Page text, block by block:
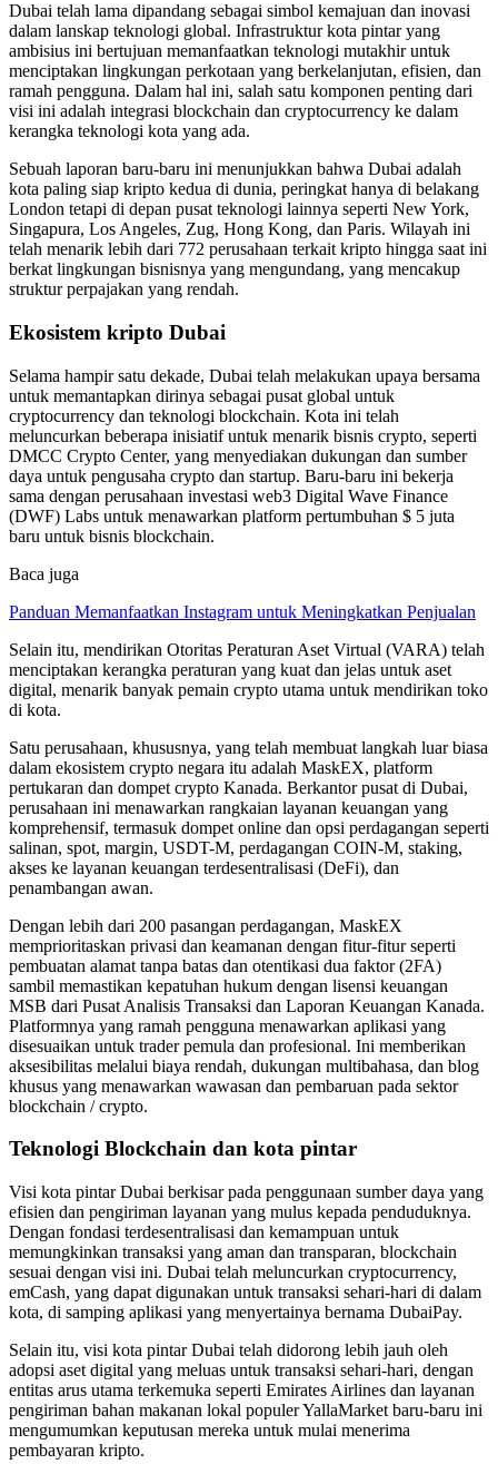
Dubai telah lama dipandang sebagai simbol kemajuan dan inovasi
dalam lanskap teknologi global. Infrastruktur kota pintar yang
ambisius ini bertujuan memanfaatkan teknologi mutakhir untuk
menciptakan lingkungan perkotaan yang berkelanjutan, efisien, dan
ramah pengguna. Dalam hal ini, salah satu komponen penting dari
visi ini adalah integrasi blockchain dan cryptocurrency ke dalam
kerangka teknologi kota yang ada.
Sebuah laporan baru-baru ini menunjukkan bahwa Dubai adalah
kota paling siap kripto kedua di dunia, peringkat hanya di belakang
London tetapi di depan pusat teknologi lainnya seperti New York,
Singapura, Los Angeles, Zug, Hong Kong, dan Paris. Wilayah ini
telah menarik lebih dari 772 perusahaan terkait kripto hingga saat ini
berkat lingkungan bisnisnya yang mengundang, yang mencakup
struktur perpajakan yang rendah.
Ekosistem kripto Dubai
Selama hampir satu dekade, Dubai telah melakukan upaya bersama
untuk memantapkan dirinya sebagai pusat global untuk
cryptocurrency dan teknologi blockchain. Kota ini telah
meluncurkan beberapa inisiatif untuk menarik bisnis crypto, seperti
DMCC Crypto Center, yang menyediakan dukungan dan sumber
daya untuk pengusaha crypto dan startup. Baru-baru ini bekerja
sama dengan perusahaan investasi web3 Digital Wave Finance
(DWF) Labs untuk menawarkan platform pertumbuhan $ 5 juta
baru untuk bisnis blockchain.
Baca juga
Panduan Memanfaatkan Instagram untuk Meningkatkan Penjualan
Selain itu, mendirikan Otoritas Peraturan Aset Virtual (VARA) telah
menciptakan kerangka peraturan yang kuat dan jelas untuk aset
digital, menarik banyak pemain crypto utama untuk mendirikan toko
di kota.
Satu perusahaan, khususnya, yang telah membuat langkah luar biasa
dalam ekosistem crypto negara itu adalah MaskEX, platform
pertukaran dan dompet crypto Kanada. Berkantor pusat di Dubai,
perusahaan ini menawarkan rangkaian layanan keuangan yang
komprehensif, termasuk dompet online dan opsi perdagangan seperti
salinan, spot, margin, USDT-M, perdagangan COIN-M, staking,
akses ke layanan keuangan terdesentralisasi (DeFi), dan
penambangan awan.
Dengan lebih dari 200 pasangan perdagangan, MaskEX
memprioritaskan privasi dan keamanan dengan fitur-fitur seperti
pembuatan alamat tanpa batas dan otentikasi dua faktor (2FA)
sambil memastikan kepatuhan hukum dengan lisensi keuangan
MSB dari Pusat Analisis Transaksi dan Laporan Keuangan Kanada.
Platformnya yang ramah pengguna menawarkan aplikasi yang
disesuaikan untuk trader pemula dan profesional. Ini memberikan
aksesibilitas melalui biaya rendah, dukungan multibahasa, dan blog
khusus yang menawarkan wawasan dan pembaruan pada sektor
blockchain / crypto.
Teknologi Blockchain dan kota pintar
Visi kota pintar Dubai berkisar pada penggunaan sumber daya yang
efisien dan pengiriman layanan yang mulus kepada penduduknya.
Dengan fondasi terdesentralisasi dan kemampuan untuk
memungkinkan transaksi yang aman dan transparan, blockchain
sesuai dengan visi ini. Dubai telah meluncurkan cryptocurrency,
emCash, yang dapat digunakan untuk transaksi sehari-hari di dalam
kota, di samping aplikasi yang menyertainya bernama DubaiPay.
Selain itu, visi kota pintar Dubai telah didorong lebih jauh oleh
adopsi aset digital yang meluas untuk transaksi sehari-hari, dengan
entitas arus utama terkemuka seperti Emirates Airlines dan layanan
pengiriman bahan makanan lokal populer YallaMarket baru-baru ini
mengumumkan keputusan mereka untuk mulai menerima
pembayaran kripto.